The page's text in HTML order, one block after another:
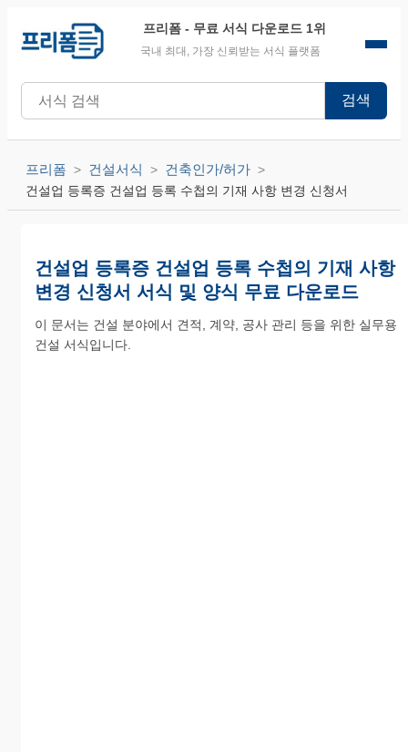
프리폼 - 무료 서식 다운로드 1위
국내 최대, 가장 신뢰받는 서식 플랫폼
검색
프리폼 건설서식 건축인가/허가
건설업 등록증 건설업 등록 수첩의 기재 사항 변경 신청서
건설업 등록증 건설업 등록 수첩의 기재 사항
변경 신청서 서식 및 양식 무료 다운로드
이 문서는 건설 분야에서 견적, 계약, 공사 관리 등을 위한 실무용
건설 서식입니다.